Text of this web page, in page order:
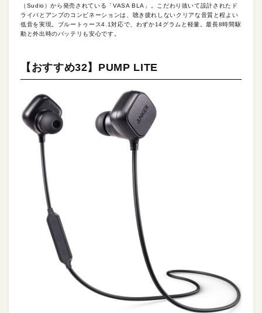
（Sudio）から発売されている「VASA BLA」。こだわり抜いて設計されたド
ライバとアンプのコンビネーションは、聴き疲れしないクリアな音質と程よい
低音を実現。ブルートゥース4.1対応で、わずか14グラムと軽量。最長8時間駆
動と外出時のバッテリも安心です。
【おすすめ32】PUMP LITE